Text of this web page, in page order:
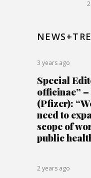
3 years ago
Special
officinae”
(Pfizer):
need to
scope of
public
2 years ago